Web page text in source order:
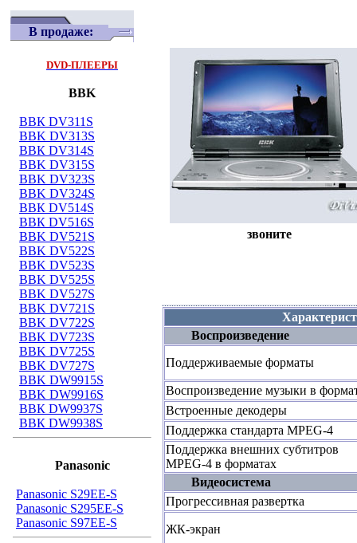
В продаже:
DVD-ПЛЕЕРЫ
BBK
ВВК DV311S
BBK DV313S
ВВК DV314S
BBK DV315S
BBK DV323S
BBK DV324S
ВВК DV514S
ВВК DV516S
BBK DV521S
BBK DV522S
BBK DV523S
BBK DV525S
BBK DV527S
BBK DV721S
BBK DV722S
BBK DV723S
BBK DV725S
BBK DV727S
BBK DW9915S
BBK DW9916S
ВВК DW9937S
ВВК DW9938S
Panasonic
Panasonic S29EE-S
Panasonic S295EE-S
Panasonic S97EE-S
звоните
Воспроизведение
Поддерживаемые форматы
Воспроизведение музыки в
Встроенные декодеры
Поддержка стандарта MPEG-4
Поддержка внешних субтитров
MPEG-4 в форматах
Видеосистема
Прогрессивная развертка
ЖК-экран